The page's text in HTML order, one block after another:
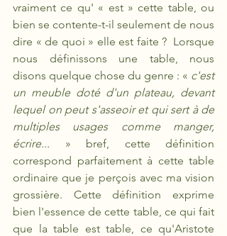
vraiment ce qu' « est » cette table, ou
bien se contente-t-il seulement de nous
dire « de quoi » elle est faite ?  Lorsque
nous définissons une table, nous
disons quelque chose du genre : « c'est
un meuble doté d'un plateau, devant
lequel on peut s'asseoir et qui sert à de
multiples usages comme manger,
écrire... » bref, cette définition
correspond parfaitement à cette table
ordinaire que je perçois avec ma vision
grossière. Cette définition exprime
bien l'essence de cette table, ce qui fait
que la table est table, ce qu'Aristote